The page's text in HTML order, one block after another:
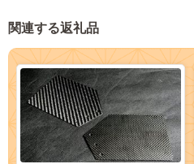
関連する返礼品